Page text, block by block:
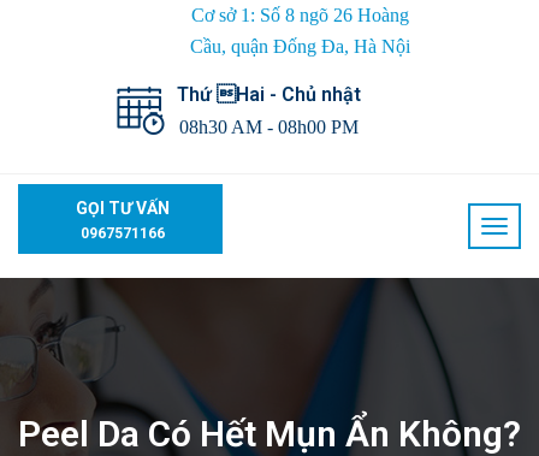
Cơ sở 1: Số 8 ngõ 26 Hoàng
Cầu, quận Đống Đa, Hà Nội
Thứ Hai - Chủ nhật
08h30 AM - 08h00 PM
GỌI TƯ VẤN
0967571166
Peel Da Có Hết Mụn Ẩn Không?